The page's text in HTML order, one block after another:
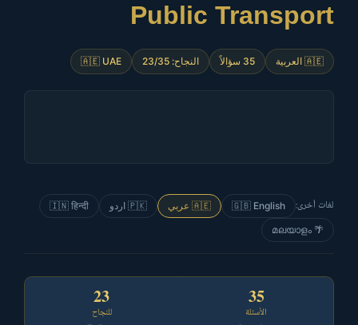
Public Transport
🇦🇪 العربية 35 سؤالاً النجاح: 23/35 🇦🇪 UAE
لغات أخرى: 🇬🇧 English 🇦🇪 عربي 🇵🇰 اردو
🇮🇳 हिन्दी
🌴 മലയാളം
35
الأسئلة
23
للنجاح